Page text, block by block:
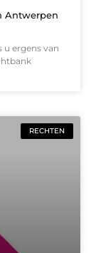
Antwerpen
u ergens van
RECHTEN